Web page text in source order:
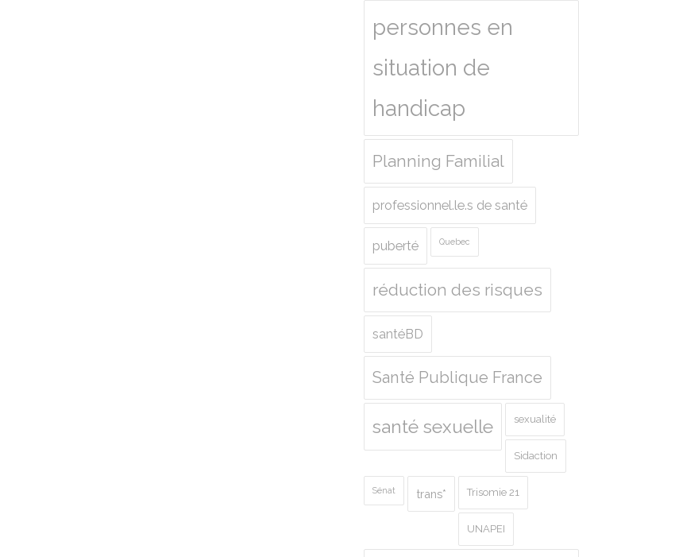
personnes en
situation de
handicap
Planning Familial
professionnel.le.s de santé
puberté Quebec
réduction des risques
santéBD
Santé Publique France
santé sexuelle sexualité
Sidaction
Sénat trans* Trisomie 21
UNAPEI